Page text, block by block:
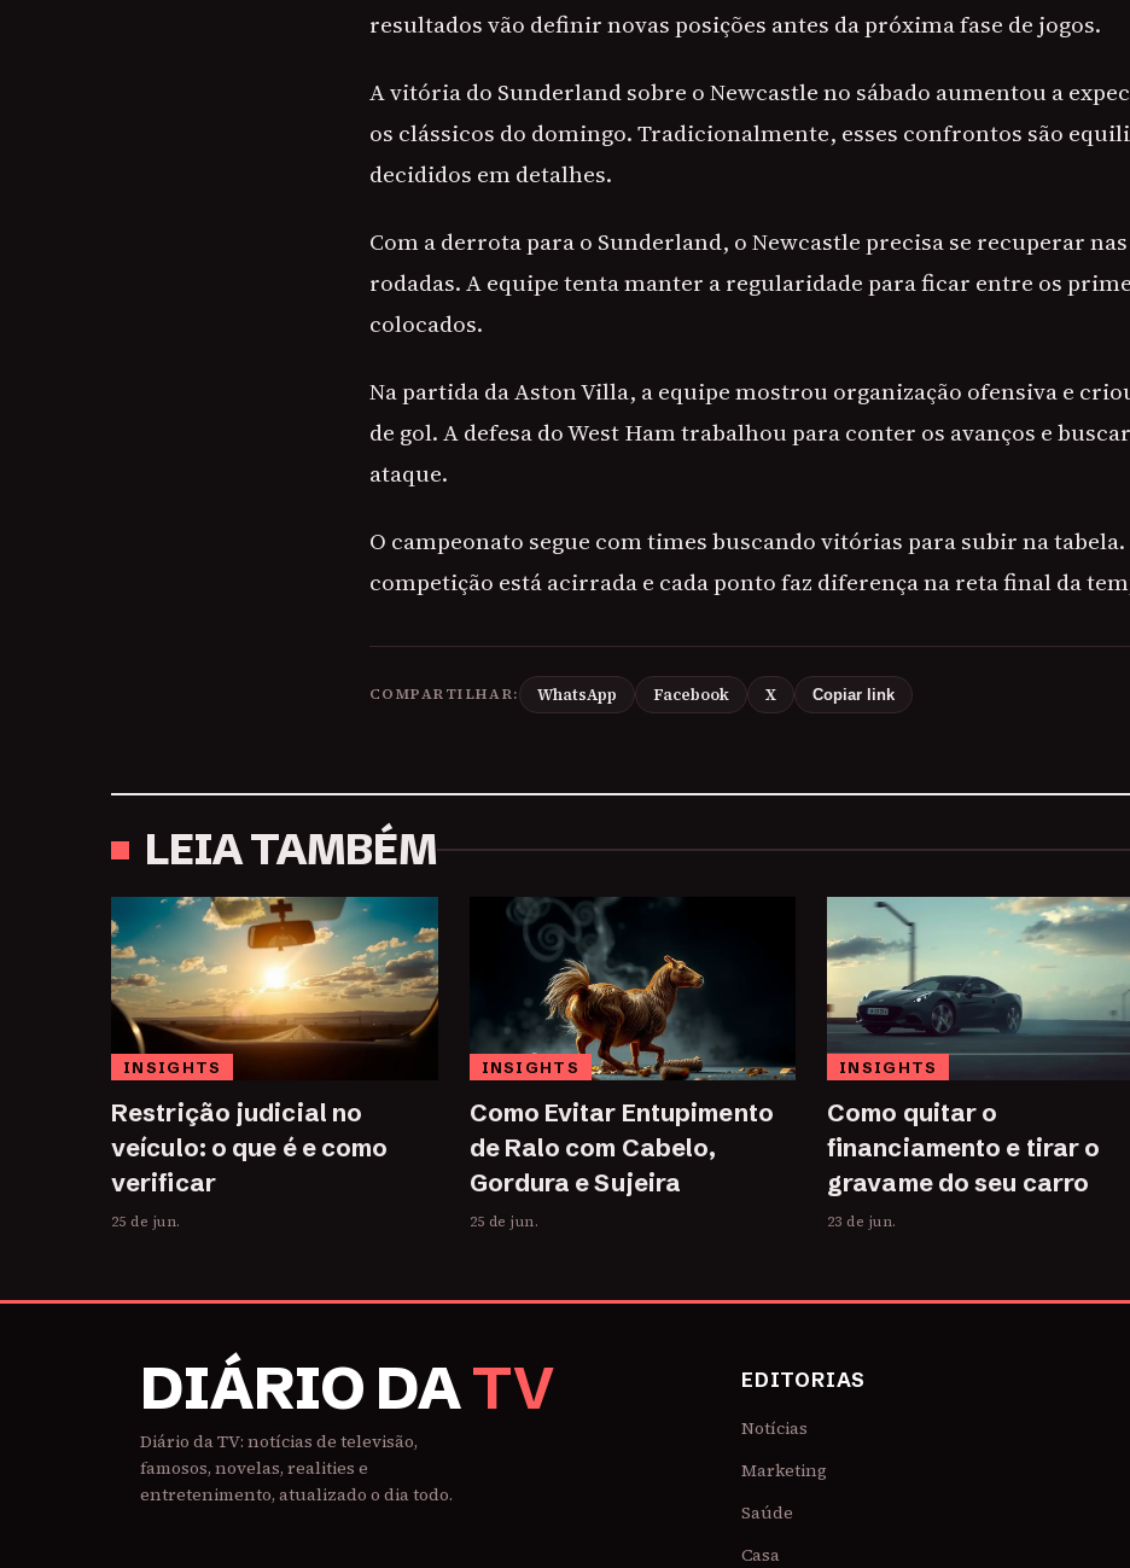
resultados vão definir novas posições antes da próxima fase de jogos.
A vitória do Sunderland sobre o Newcastle no sábado aumentou a
os clássicos do domingo. Tradicionalmente, esses confrontos são
decididos em detalhes.
Com a derrota para o Sunderland, o Newcastle precisa se recuperar
rodadas. A equipe tenta manter a regularidade para ficar entre os
colocados.
Na partida da Aston Villa, a equipe mostrou organização ofensiva e
de gol. A defesa do West Ham trabalhou para conter os avanços e
ataque.
O campeonato segue com times buscando vitórias para subir na tabela.
competição está acirrada e cada ponto faz diferença na reta final da
COMPARTILHAR: WhatsApp Facebook X Copiar link
LEIA TAMBÉM
INSIGHTS
Restrição judicial no
veículo: o que é e como
verificar
25 de jun.
INSIGHTS
Como Evitar Entupimento
de Ralo com Cabelo,
Gordura e Sujeira
25 de jun.
INSIGHTS
Como quitar o
financiamento e tirar o
gravame do seu carro
23 de jun.
DIÁRIO DATV
Diário da TV: notícias de televisão,
famosos, novelas, realities e
entretenimento, atualizado o dia todo.
EDITORIAS
Notícias
Marketing
Saúde
Casa